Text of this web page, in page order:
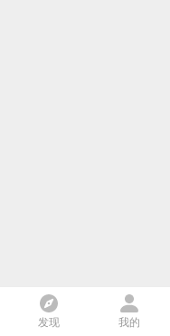
发现 我的